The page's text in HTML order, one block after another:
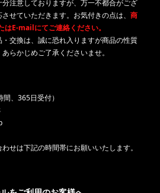
注意しておりますが、万一不都合がござ
せていただきます。お気付きの点は、 商
はE-mailにてご連絡ください。
交換は、誠に恐れ入りますが商品の性質
らかじめご了承くださいませ。
、365日受付）
せは下記の時間帯にお願いいたします。